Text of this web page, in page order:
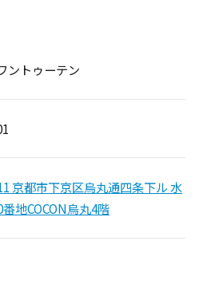
ントゥーテン
京都市下京区烏丸通四条下ル 水
地COCON烏丸4階